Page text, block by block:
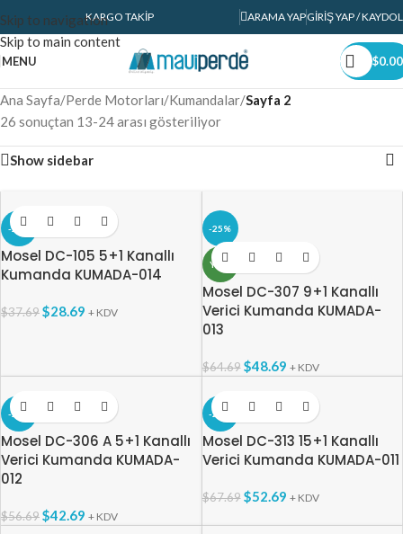
Skip to navigation
Skip to main content
KARGO TAKIP ARAMA YAPGIRIŞ YAP / KAYDOL
MENU $0.00
Ana Sayfa/Perde Motorları/Kumandalar/Sayfa 2
26 sonuçtan 13-24 arası gösteriliyor
Show sidebar
-24%
Mosel DC-105 5+1 Kanallı
Kumanda KUMADA-014
$37.69$28.69 + KDV
-25%
YENI
Mosel DC-307 9+1 Kanallı
Verici Kumanda KUMADA-
013
$64.69 $48.69 + KDV
-25%
Mosel DC-306 A 5+1 Kanallı
Verici Kumanda KUMADA-
012
$56.69$42.69 + KDV
-22%
Mosel DC-313 15+1 Kanallı
Verici Kumanda KUMADA-011
$67.69 $52.69 + KDV